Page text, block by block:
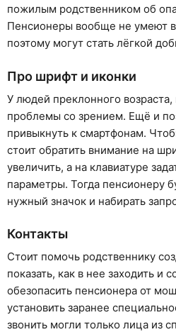
пожилым родственником об
Пенсионеры вообще не умеют в
поэтому могут стать лёгкой
Про шрифт и иконки
У людей преклонного возраста,
проблемы со зрением. Ещё и
привыкнуть к смартфонам.
стоит обратить внимание на
увеличить, а на клавиатуре
параметры. Тогда пенсионеру
нужный значок и набирать
Контакты
Стоит помочь родственнику
показать, как в нее заходить и
обезопасить пенсионера от
установить заранее
звонить могли только лица из